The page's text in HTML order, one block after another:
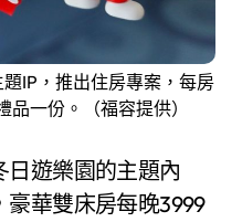
IP，推出住房專案，每房
一份。（福容提供）
遊樂園的主題內
華雙床房每晚3999